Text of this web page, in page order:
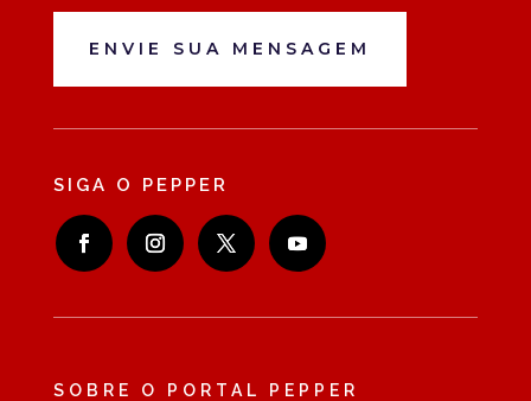
ENVIE SUA MENSAGEM
SIGA O PEPPER
SOBRE O PORTAL PEPPER